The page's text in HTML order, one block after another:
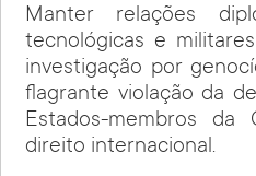
Manter relações
tecnológicas e
investigação por
flagrante violação da
Estados-membros
direito internacional.